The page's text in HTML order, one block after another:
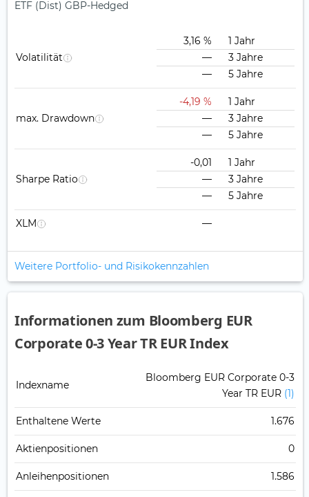
ETF (Dist) GBP-Hedged
Volatilität
3,16 %
1 Jahr
—
3 Jahre
—
5 Jahre
max. Drawdown
-4,19 %
1 Jahr
—
3 Jahre
—
5 Jahre
Sharpe Ratio
-0,01
1 Jahr
—
3 Jahre
—
5 Jahre
XLM —
Weitere Portfolio- und Risikokennzahlen
Informationen zum Bloomberg EUR
Corporate 0-3 Year TR EUR Index
Indexname
Bloomberg EUR Corporate 0-3
Year TR EUR (1)
Enthaltene Werte 1.676
Aktienpositionen 0
Anleihenpositionen 1.586